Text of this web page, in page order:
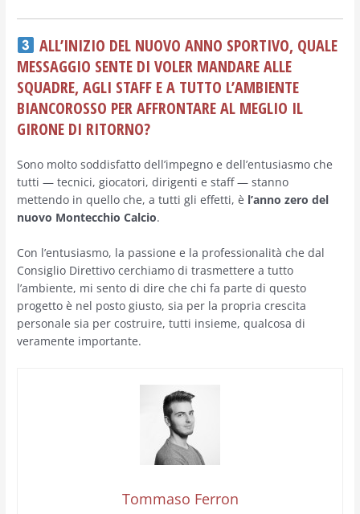
ALL’INIZIO DEL NUOVO ANNO SPORTIVO, QUALE
MESSAGGIO SENTE DI VOLER MANDARE ALLE
SQUADRE, AGLI STAFF E A TUTTO L’AMBIENTE
BIANCOROSSO PER AFFRONTARE AL MEGLIO IL
GIRONE DI RITORNO?
Sono molto soddisfatto dell’impegno e dell’entusiasmo che
tutti — tecnici, giocatori, dirigenti e staff — stanno
mettendo in quello che, a tutti gli effetti, è l’anno zero del
nuovo Montecchio Calcio.
Con l’entusiasmo, la passione e la professionalità che dal
Consiglio Direttivo cerchiamo di trasmettere a tutto
l’ambiente, mi sento di dire che chi fa parte di questo
progetto è nel posto giusto, sia per la propria crescita
personale sia per costruire, tutti insieme, qualcosa di
veramente importante.
Tommaso Ferron